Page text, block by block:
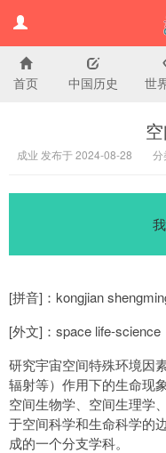
首页 中国历史 世
成业 发布于 2024-08-28 分
[拼音]：kongjian
[外文]：space life-science
研究宇宙空间特殊环境因
辐射等）作用下的生命现
空间生物学、空间生理学
于空间科学和生命科学的
成的一个分支学科。